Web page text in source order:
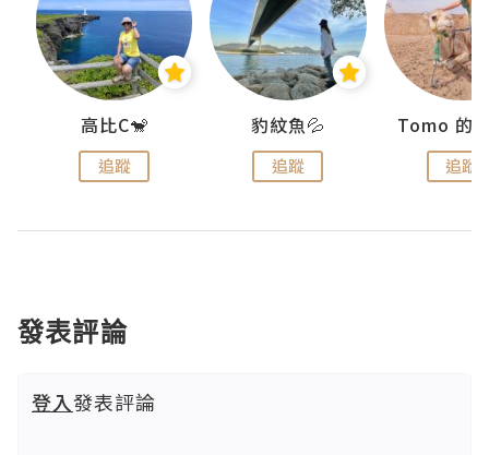
高比C🐒
追蹤
豹紋魚💦
追蹤 追蹤
發表評論
登入發表評論